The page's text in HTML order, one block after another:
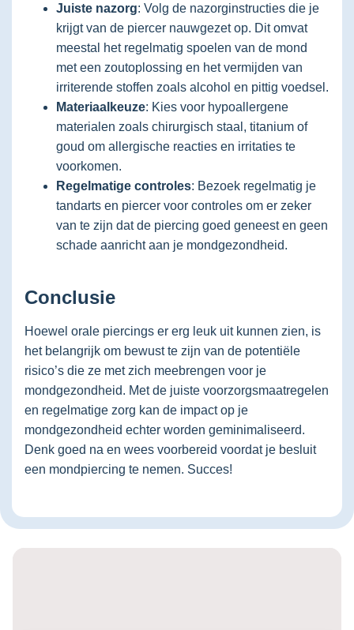
Juiste nazorg: Volg de nazorginstructies die je
krijgt van de piercer nauwgezet op. Dit omvat
meestal het regelmatig spoelen van de mond
met een zoutoplossing en het vermijden van
irriterende stoffen zoals alcohol en pittig voedsel.
Materiaalkeuze: Kies voor hypoallergene
materialen zoals chirurgisch staal, titanium of
goud om allergische reacties en irritaties te
voorkomen.
Regelmatige controles: Bezoek regelmatig je
tandarts en piercer voor controles om er zeker
van te zijn dat de piercing goed geneest en geen
schade aanricht aan je mondgezondheid.
Conclusie
Hoewel orale piercings er erg leuk uit kunnen zien, is
het belangrijk om bewust te zijn van de potentiële
risico’s die ze met zich meebrengen voor je
mondgezondheid. Met de juiste voorzorgsmaatregelen
en regelmatige zorg kan de impact op je
mondgezondheid echter worden geminimaliseerd.
Denk goed na en wees voorbereid voordat je besluit
een mondpiercing te nemen. Succes!